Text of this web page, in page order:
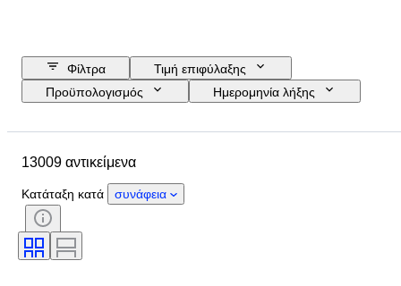
Φίλτρα
Τιμή επιφύλαξης
Προϋπολογισμός
Ημερομηνία λήξης
Λουράκι ρολογιού - μήκος
Country of origin
Φύλο
Κατάσταση
Πιστοποίηση
Γλώσσα
13009 αντικείμενα
Κατάταξη κατά συνάφεια